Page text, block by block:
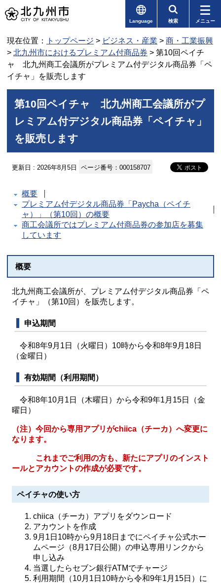
Language 検索 メニュー
現在位置： トップページ > ビジネス・産業 > 商・工業振興
> 北九州市におけるプレミアム付商品券 > 第10回ペイチ
ャ 北九州商工会議所がプレミアム付デジタル商品券「ペ
イチャ」を販売します
第10回ペイチャ 北九州商工会議所がプ
レミアム付デジタル商品券「ペイチャ」
を販売します
更新日 : 2026年8月5日 ページ番号：000158707
概要
プレミアム付デジタル商品券「Paycha（ペイチ
ャ）」（第10回）の概要
商工会議所ではプレミアム付商品券の参加店を募集
しています
概要
北九州商工会議所が、プレミアム付デジタル商品券「ペ
イチャ」（第10回）を販売します。
申込期間
令和8年9月1日（火曜日）10時から令和8年9月18日
（金曜日）
有効期間（利用期間）
令和8年10月1日（木曜日）から令和9年1月15日（金
曜日）
（注）今回から専用アプリがchiica（チーカ）へ変更に
なります。
これまでご利用の方も、新たにアプリのインスト
ールとアカウントの作成が必要です。
ペイチャの使い方
chiica（チーカ）アプリをダウンロード
アカウントを作成
9月1日10時から9月18日までにペイチャ公式ホー
ムページ（8月17日公開）の申込専用リンクから
申し込み
当選したらセブン銀行ATMでチャージ
利用期間（10月1日10時から令和9年1月15日）に